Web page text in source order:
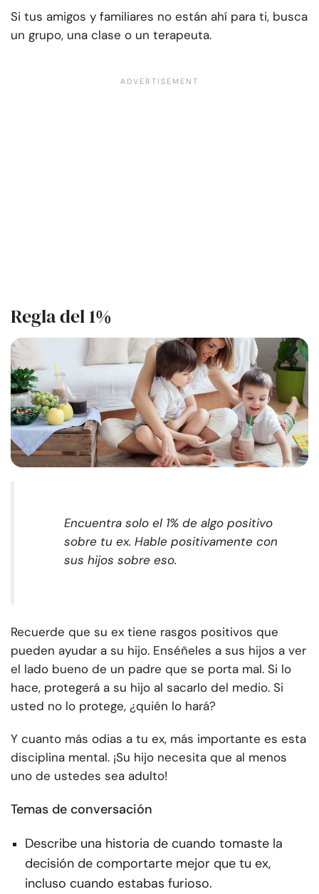
Si tus amigos y familiares no están ahí para ti, busca
un grupo, una clase o un terapeuta.
Regla del 1%
Encuentra solo el 1% de algo positivo
sobre tu ex. Hable positivamente con
sus hijos sobre eso.
Recuerde que su ex tiene rasgos positivos que
pueden ayudar a su hijo. Enséñeles a sus hijos a ver
el lado bueno de un padre que se porta mal. Si lo
hace, protegerá a su hijo al sacarlo del medio. Si
usted no lo protege, ¿quién lo hará?
Y cuanto más odias a tu ex, más importante es esta
disciplina mental. ¡Su hijo necesita que al menos
uno de ustedes sea adulto!
Temas de conversación
Describe una historia de cuando tomaste la
decisión de comportarte mejor que tu ex,
incluso cuando estabas furioso.